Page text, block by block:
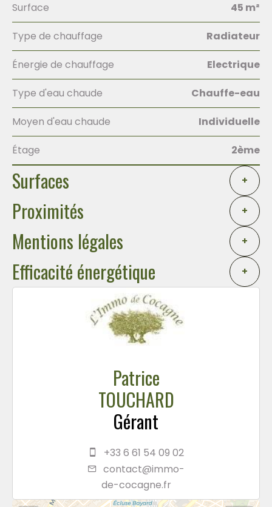
Surface 45 m²
Type de chauffage Radiateur
Énergie de chauffage Electrique
Type d'eau chaude Chauffe-eau
Moyen d'eau chaude Individuelle
Étage 2ème
Surfaces +
Proximités +
Mentions légales +
Efficacité énergétique +
Patrice
TOUCHARD
Gérant
+33 6 61 54 09 02
contact@immo-
de-cocagne.fr